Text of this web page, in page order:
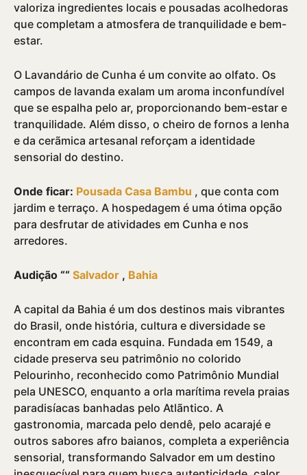
valoriza ingredientes locais e pousadas acolhedoras
que completam a atmosfera de tranquilidade e bem-
estar.
O Lavandário de Cunha é um convite ao olfato. Os
campos de lavanda exalam um aroma inconfundí­vel
que se espalha pelo ar, proporcionando bem-estar e
tranquilidade. Além disso, o cheiro de fornos a lenha
e da cerãmica artesanal reforçam a identidade
sensorial do destino.
Onde ficar: Pousada Casa Bambu , que conta com
jardim e terraço. A hospedagem é uma ótima opção
para desfrutar de atividades em Cunha e nos
arredores.
Audição ““ Salvador , Bahia
A capital da Bahia é um dos destinos mais vibrantes
do Brasil, onde história, cultura e diversidade se
encontram em cada esquina. Fundada em 1549, a
cidade preserva seu patrimônio no colorido
Pelourinho, reconhecido como Patrimônio Mundial
pela UNESCO, enquanto a orla marí­tima revela praias
paradisí­acas banhadas pelo Atlãntico. A
gastronomia, marcada pelo dendê, pelo acarajé e
outros sabores afro baianos, completa a experiência
sensorial, transformando Salvador em um destino